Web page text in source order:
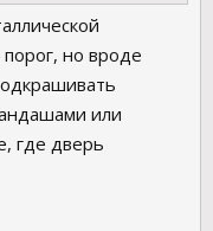
порог, но вроде
или
где дверь